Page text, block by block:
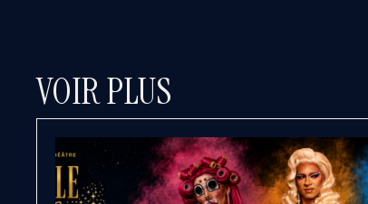
VOIR PLUS